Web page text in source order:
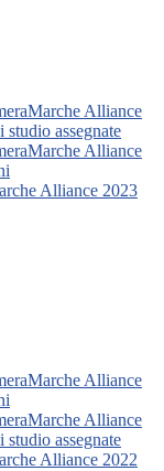
Alliance
studio assegnate
Alliance
Alliance 2023
Alliance
Alliance
studio assegnate
Alliance 2022